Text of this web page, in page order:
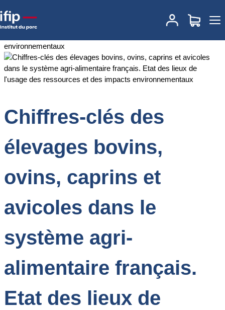
Accueil
Chiffres-clés des élevages bovins, ovins,
caprins et avicoles dans le système agri-alimentaire français. Etat
environnementaux
Chiffres-clés des
élevages bovins,
ovins, caprins et
avicoles dans le
système agri-
alimentaire français.
Etat des lieux de